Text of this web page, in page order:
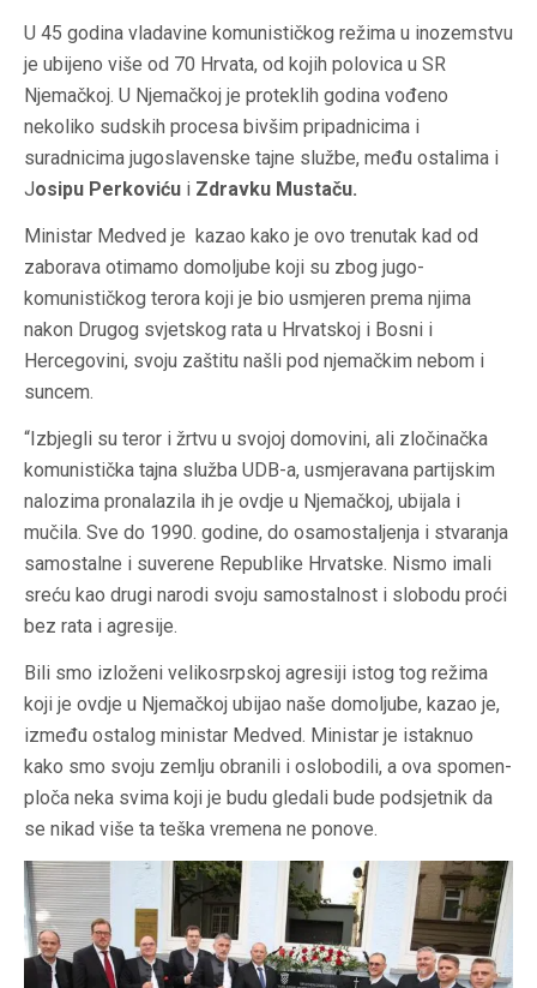
U 45 godina vladavine komunističkog režima u inozemstvu
je ubijeno više od 70 Hrvata, od kojih polovica u SR
Njemačkoj. U Njemačkoj je proteklih godina vođeno
nekoliko sudskih procesa bivšim pripadnicima i
suradnicima jugoslavenske tajne službe, među ostalima i
Josipu Perkoviću i Zdravku Mustaču.
Ministar Medved je kazao kako je ovo trenutak kad od
zaborava otimamo domoljube koji su zbog jugo-
komunističkog terora koji je bio usmjeren prema njima
nakon Drugog svjetskog rata u Hrvatskoj i Bosni i
Hercegovini, svoju zaštitu našli pod njemačkim nebom i
suncem.
“Izbjegli su teror i žrtvu u svojoj domovini, ali zločinačka
komunistička tajna služba UDB-a, usmjeravana partijskim
nalozima pronalazila ih je ovdje u Njemačkoj, ubijala i
mučila. Sve do 1990. godine, do osamostaljenja i stvaranja
samostalne i suverene Republike Hrvatske. Nismo imali
sreću kao drugi narodi svoju samostalnost i slobodu proći
bez rata i agresije.
Bili smo izloženi velikosrpskoj agresiji istog tog režima
koji je ovdje u Njemačkoj ubijao naše domoljube, kazao je,
između ostalog ministar Medved. Ministar je istaknuo
kako smo svoju zemlju obranili i oslobodili, a ova spomen-
ploča neka svima koji je budu gledali bude podsjetnik da
se nikad više ta teška vremena ne ponove.